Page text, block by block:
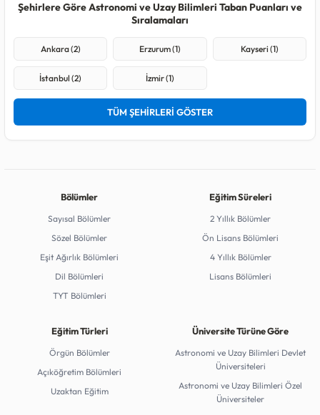
Şehirlere Göre Astronomi ve Uzay Bilimleri Taban Puanları ve
Sıralamaları
Ankara (2) Erzurum (1) Kayseri (1)
İstanbul (2) İzmir (1)
TÜM ŞEHİRLERİ GÖSTER
Bölümler
Sayısal Bölümler
Sözel Bölümler
Eşit Ağırlık Bölümleri
Dil Bölümleri
TYT Bölümleri
Eğitim Süreleri
2 Yıllık Bölümler
Ön Lisans Bölümleri
4 Yıllık Bölümler
Lisans Bölümleri
Eğitim Türleri
Örgün Bölümler
Açıköğretim Bölümleri
Uzaktan Eğitim
Üniversite Türüne Göre
Astronomi ve Uzay Bilimleri Devlet
Üniversiteleri
Astronomi ve Uzay Bilimleri Özel
Üniversiteler